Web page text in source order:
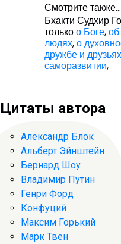
Смотрите также...
Бхакти Судхир
толькоо Боге,
людях,о
дружбе и
саморазвитии,
Цитаты автора
Александр Блок
Альберт Эйнштейн
Бернард Шоу
Владимир Путин
Генри Форд
Конфуций
Максим Горький
Марк Твен